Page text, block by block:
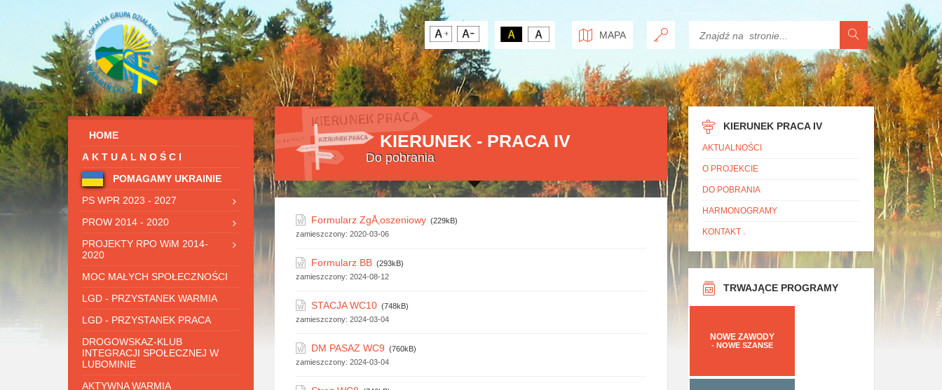
-
MAPA
KIERUNEK - PRACA IV
Do pobrania
Formularz ZgÅ‚oszeniowy (229kB)
zamieszczony:2020-03-06
Formularz BB (293kB)
zamieszczony:2024-08-12
STACJA WC10 (748kB)
zamieszczony:2024-03-04
DM PASAZ WC9 (760kB)
zamieszczony:2024-03-04
HOME
AKTUALNOŚCI
POMAGAMY UKRAINIE
PS WPR 2023 - 2027
PROW 2014 - 2020
PROJEKTY RPO WiM 2014-
2020
MOC MAŁYCH SPOŁECZNOŚCI
LGD - PRZYSTANEK WARMIA
LGD - PRZYSTANEK PRACA
DROGOWSKAZ-KLUB
INTEGRACJI SPOŁECZNEJ W
LUBOMINIE
AKTYWNA WARMIA
KIERUNEK PRACA IV
AKTUALNOŚCI
O PROJEKCIE
DO POBRANIA
HARMONOGRAMY
KONTAKT .
TRWAJĄCE PROGRAMY
NOWE ZAWODY
- NOWE SZANSE